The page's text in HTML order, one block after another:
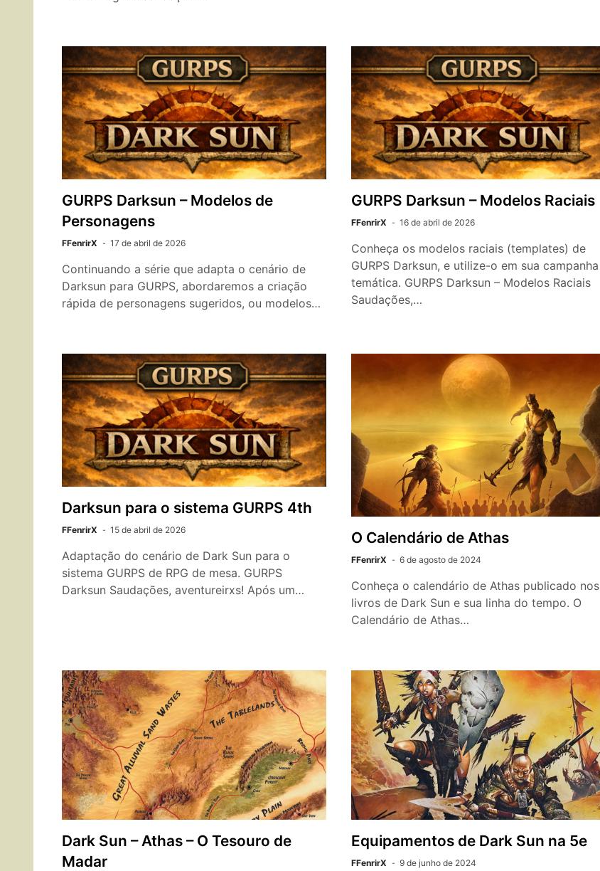
GURPS Darksun – Modelos de
Personagens
FFenrirX 17 de abril de 2026
Continuando a série que adapta o cenário de
Darksun para GURPS, abordaremos a criação
rápida de personagens sugeridos, ou modelos…
GURPS Darksun – Modelos Raciais
FFenrirX 16 de abril de 2026
Conheça os modelos raciais (templates) de
GURPS Darksun, e utilize-o em sua campanha
temática. GURPS Darksun – Modelos Raciais
Saudações,…
Darksun para o sistema GURPS 4th
FFenrirX 15 de abril de 2026
Adaptação do cenário de Dark Sun para o
sistema GURPS de RPG de mesa. GURPS
Darksun Saudações, aventureirxs! Após um…
O Calendário de Athas
FFenrirX 6 de agosto de 2024
Conheça o calendário de Athas publicado nos
livros de Dark Sun e sua linha do tempo. O
Calendário de Athas…
Dark Sun – Athas – O Tesouro de
Madar
Equipamentos de Dark Sun na 5e
FFenrirX 9 de junho de 2024